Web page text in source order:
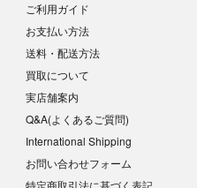
ご利用ガイド
お支払い方法
送料・配送方法
買取について
実店舗案内
Q&A(よくあるご質問)
International Shipping
お問い合わせフォーム
特定商取引法に基づく表記